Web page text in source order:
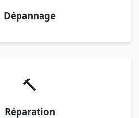
Dépannage
🔨
Réparation